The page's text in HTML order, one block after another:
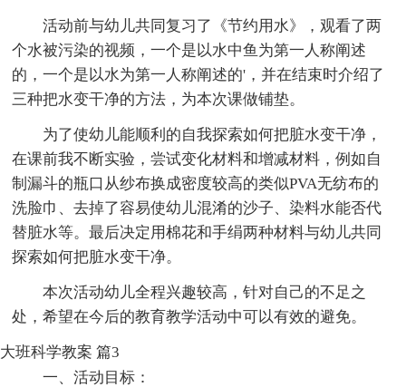
活动前与幼儿共同复习了《节约用水》，观看了两
个水被污染的视频，一个是以水中鱼为第一人称阐述
的，一个是以水为第一人称阐述的'，并在结束时介绍了
三种把水变干净的方法，为本次课做铺垫。
为了使幼儿能顺利的自我探索如何把脏水变干净，
在课前我不断实验，尝试变化材料和增减材料，例如自
制漏斗的瓶口从纱布换成密度较高的类似PVA无纺布的
洗脸巾、去掉了容易使幼儿混淆的沙子、染料水能否代
替脏水等。最后决定用棉花和手绢两种材料与幼儿共同
探索如何把脏水变干净。
本次活动幼儿全程兴趣较高，针对自己的不足之
处，希望在今后的教育教学活动中可以有效的避免。
大班科学教案 篇3
一、活动目标：